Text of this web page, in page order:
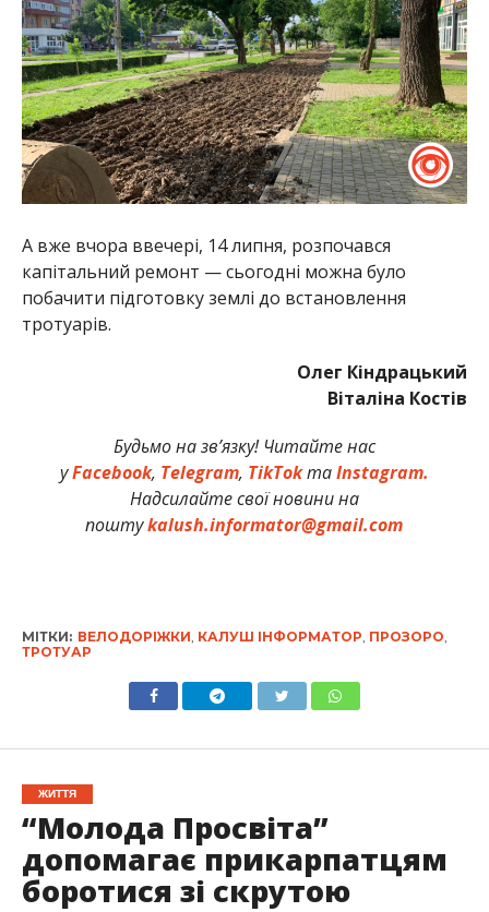
А вже вчора ввечері, 14 липня, розпочався
капітальний ремонт — сьогодні можна було
побачити підготовку землі до встановлення
тротуарів.
Олег Кіндрацький
Віталіна Костів
Будьмо на зв’язку! Читайте нас
уFacebook, Telegram, TikTokтаInstagram.
Надсилайте свої новини на
поштуkalush.informator@gmail.com
МІТКИ: ВЕЛОДОРІЖКИ КАЛУШ ІНФОРМАТОР ПРОЗОРО
ТРОТУАР
ЖИТТЯ
“Молода Просвіта”
допомагає прикарпатцям
боротися зі скрутою